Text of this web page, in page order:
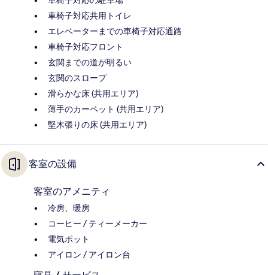
車椅子対応共用トイレ
エレベーターまでの車椅子対応通路
車椅子対応フロント
玄関までの道が明るい
玄関のスロープ
滑らかな床 (共用エリア)
薄手のカーペット (共用エリア)
堅木張りの床 (共用エリア)
客室の設備
客室のアメニティ
冷房、暖房
コーヒー / ティーメーカー
電気ポット
アイロン / アイロン台